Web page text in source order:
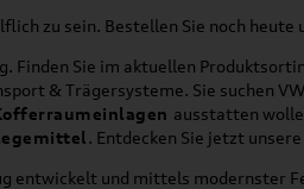
zu sein. Bestellen Sie noch heute
Finden Sie im aktuellen
& Trägersysteme. Sie suchen VW
ausstatten
. Entdecken Sie jetzt
entwickelt und mittels